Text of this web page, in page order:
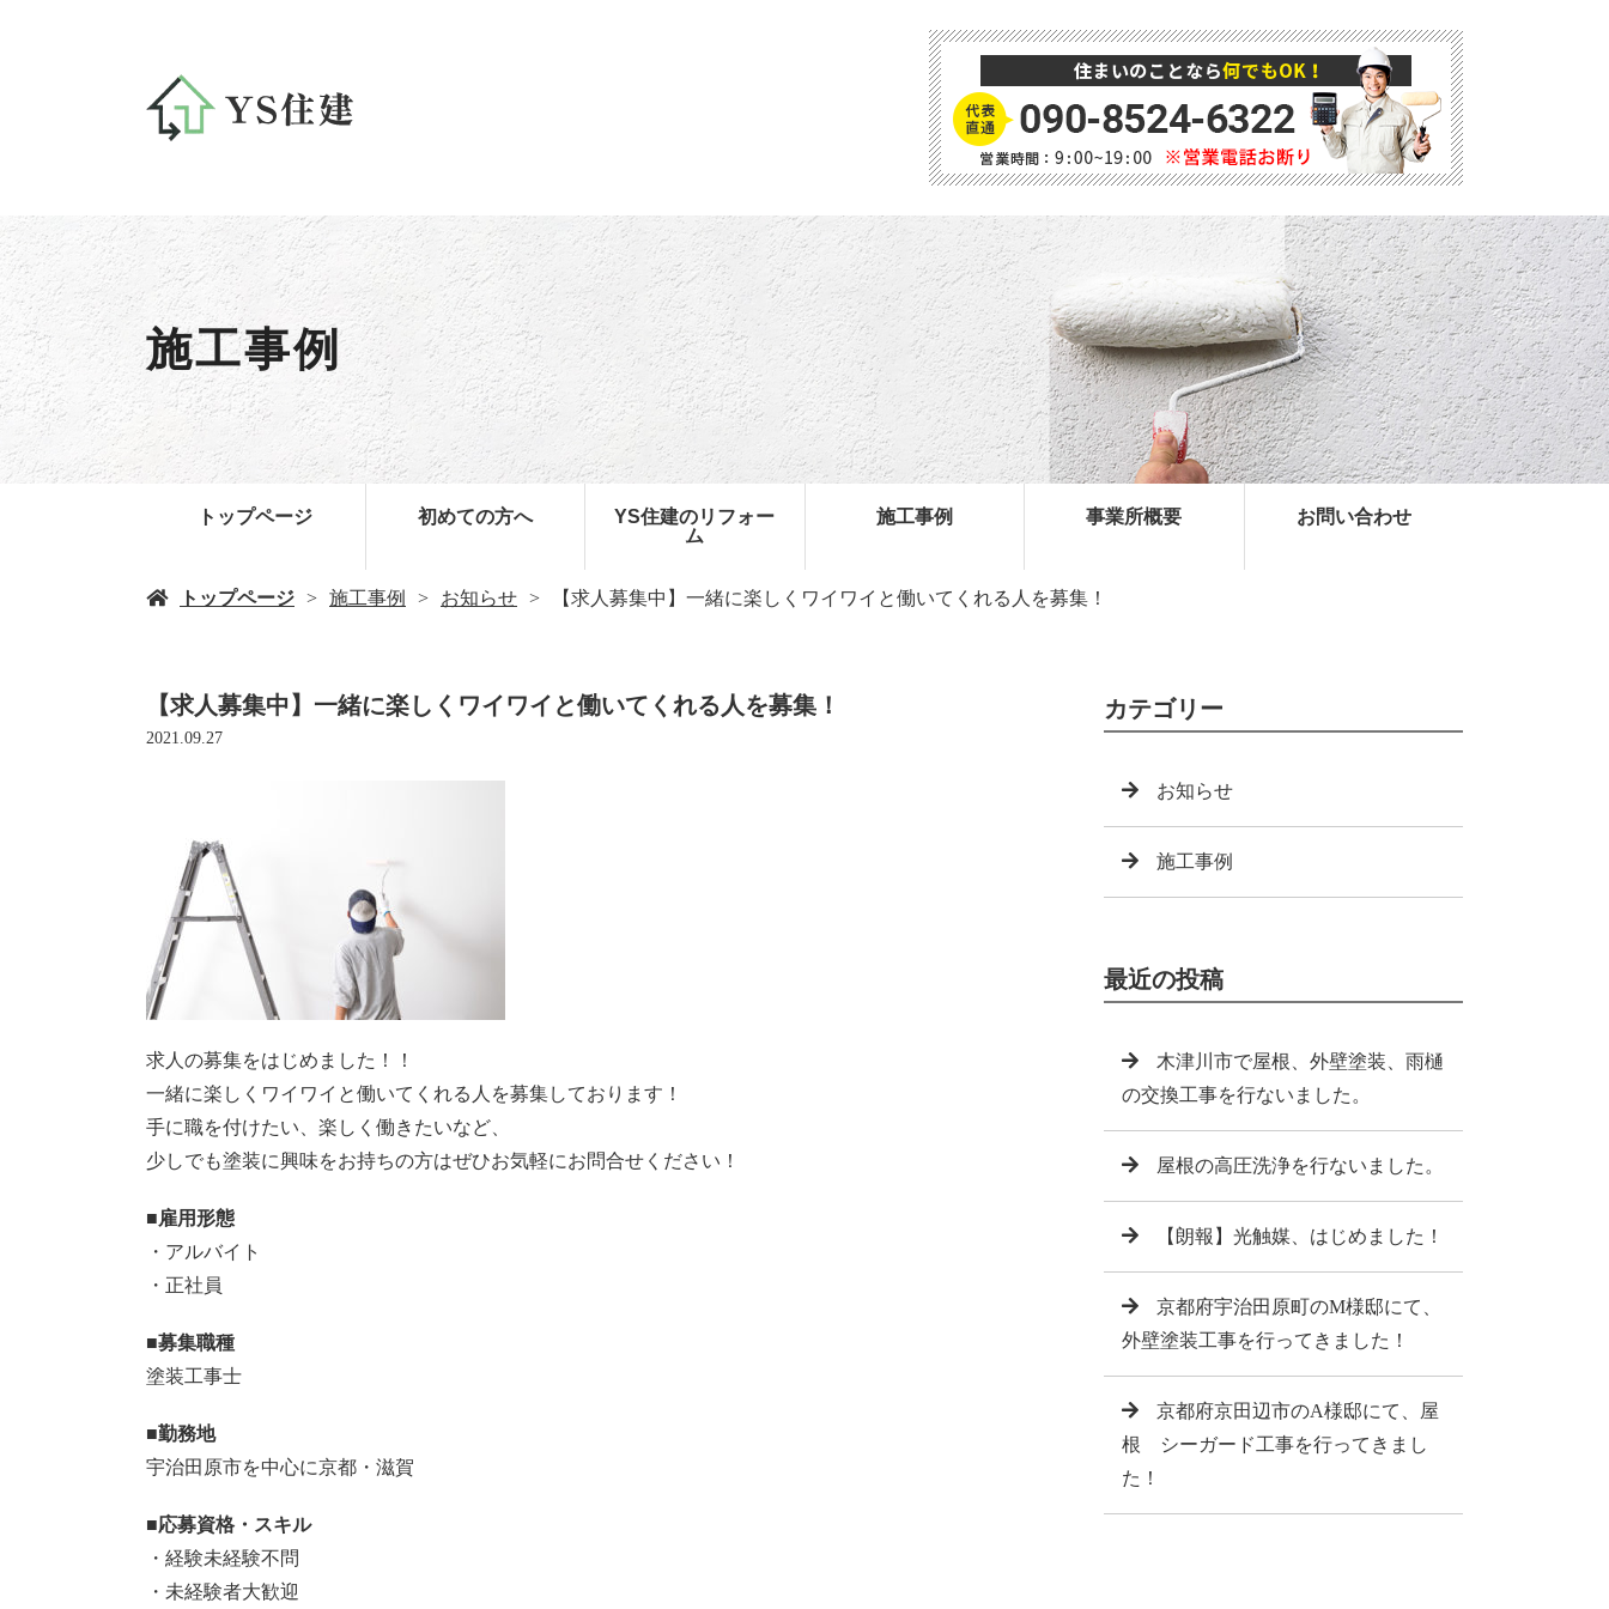
施工事例
トップページ 初めての方へ
YS住建のリフォー
ム
施工事例
お知らせ
施工事例
事業所概要 お問い合わせ
トップページ 施工事例 お知らせ 【求人募集中】一緒に楽しくワイワイと働いてくれる人を募集！
【求人募集中】一緒に楽しくワイワイと働いてくれる人を募集！
2021.09.27
求人の募集をはじめました！！
一緒に楽しくワイワイと働いてくれる人を募集しております！
手に職を付けたい、楽しく働きたいなど、
少しでも塗装に興味をお持ちの方はぜひお気軽にお問合せください！
■雇用形態
・アルバイト
・正社員
■募集職種
塗装工事士
■勤務地
宇治田原市を中心に京都・滋賀
■応募資格・スキル
・経験未経験不問
・未経験者大歓迎
カテゴリー
お知らせ
施工事例
最近の投稿
木津川市で屋根、外壁塗装、雨樋
の交換工事を行ないました。
屋根の高圧洗浄を行ないました。
【朗報】光触媒、はじめました！
京都府宇治田原町のM様邸にて、
外壁塗装工事を行ってきました！
京都府京田辺市のA様邸にて、屋
根 シーガード工事を行ってきまし
た！